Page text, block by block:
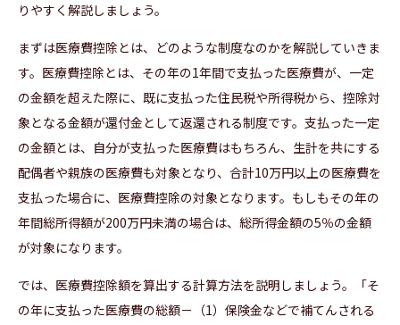
りやすく解説しましょう。
まずは医療費控除とは、どのような制度なのかを解説していきま
す。医療費控除とは、その年の1年間で支払った医療費が、一定
の金額を超えた際に、既に支払った住民税や所得税から、控除対
象となる金額が還付金として返還される制度です。支払った一定
の金額とは、自分が支払った医療費はもちろん、生計を共にする
配偶者や親族の医療費も対象となり、合計10万円以上の医療費を
支払った場合に、医療費控除の対象となります。もしもその年の
年間総所得額が200万円未満の場合は、総所得金額の5％の金額
が対象になります。
では、医療費控除額を算出する計算方法を説明しましょう。「そ
の年に支払った医療費の総額－（1）保険金などで補てんされる